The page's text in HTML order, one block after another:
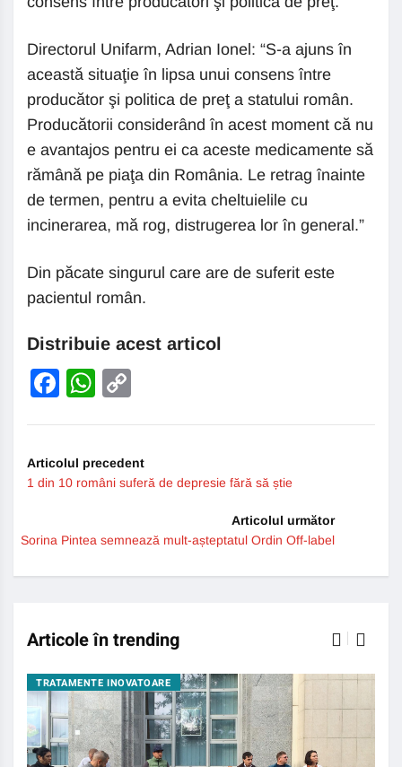
Directorul Unifarm, Adrian Ionel: “S-a ajuns în
această situaţie în lipsa unui consens între
producător şi politica de preţ a statului român.
Producătorii considerând în acest moment că nu
e avantajos pentru ei ca aceste medicamente să
rămână pe piaţa din România. Le retrag înainte
de termen, pentru a evita cheltuielile cu
incinerarea, mă rog, distrugerea lor în general.”
Din păcate singurul care are de suferit este
pacientul român.
Distribuie acest articol
Facebook
WhatsApp
Articolul precedent
1 din 10 români suferă de depresie fără să știe
Articolul următor
Sorina Pintea semnează mult-așteptatul Ordin Off-label
Articole în trending
TRATAMENTE INOVATOARE